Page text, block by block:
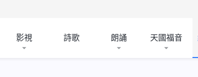
影視 詩歌 朗誦 天國福音